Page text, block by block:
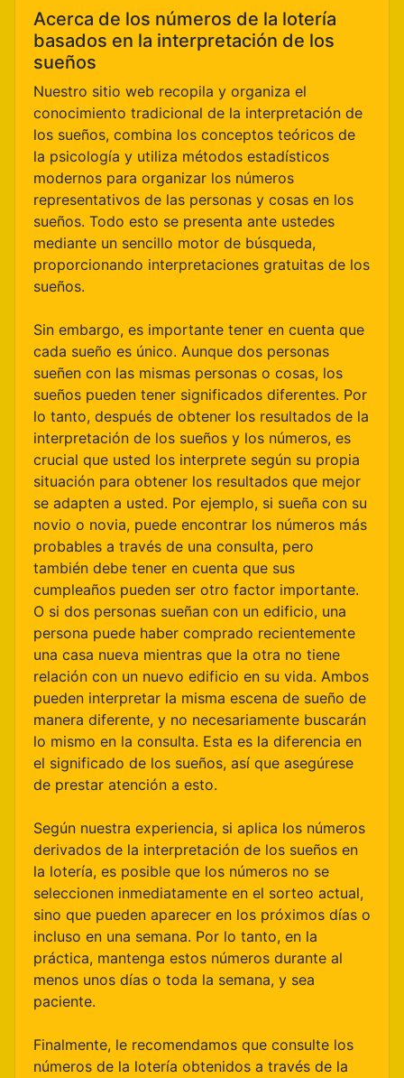
Acerca de los números de la lotería
basados en la interpretación de los
sueños
Nuestro sitio web recopila y organiza el
conocimiento tradicional de la interpretación de
los sueños, combina los conceptos teóricos de
la psicología y utiliza métodos estadísticos
modernos para organizar los números
representativos de las personas y cosas en los
sueños. Todo esto se presenta ante ustedes
mediante un sencillo motor de búsqueda,
proporcionando interpretaciones gratuitas de los
sueños.
Sin embargo, es importante tener en cuenta que
cada sueño es único. Aunque dos personas
sueñen con las mismas personas o cosas, los
sueños pueden tener significados diferentes. Por
lo tanto, después de obtener los resultados de la
interpretación de los sueños y los números, es
crucial que usted los interprete según su propia
situación para obtener los resultados que mejor
se adapten a usted. Por ejemplo, si sueña con su
novio o novia, puede encontrar los números más
probables a través de una consulta, pero
también debe tener en cuenta que sus
cumpleaños pueden ser otro factor importante.
O si dos personas sueñan con un edificio, una
persona puede haber comprado recientemente
una casa nueva mientras que la otra no tiene
relación con un nuevo edificio en su vida. Ambos
pueden interpretar la misma escena de sueño de
manera diferente, y no necesariamente buscarán
lo mismo en la consulta. Esta es la diferencia en
el significado de los sueños, así que asegúrese
de prestar atención a esto.
Según nuestra experiencia, si aplica los números
derivados de la interpretación de los sueños en
la lotería, es posible que los números no se
seleccionen inmediatamente en el sorteo actual,
sino que pueden aparecer en los próximos días o
incluso en una semana. Por lo tanto, en la
práctica, mantenga estos números durante al
menos unos días o toda la semana, y sea
paciente.
Finalmente, le recomendamos que consulte los
números de la lotería obtenidos a través de la